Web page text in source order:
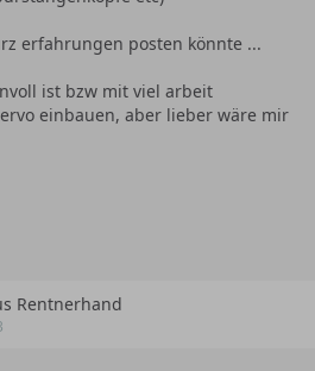
erfahrungen posten könnte ...
ist bzw mit viel arbeit
einbauen, aber lieber wäre mir
Rentnerhand